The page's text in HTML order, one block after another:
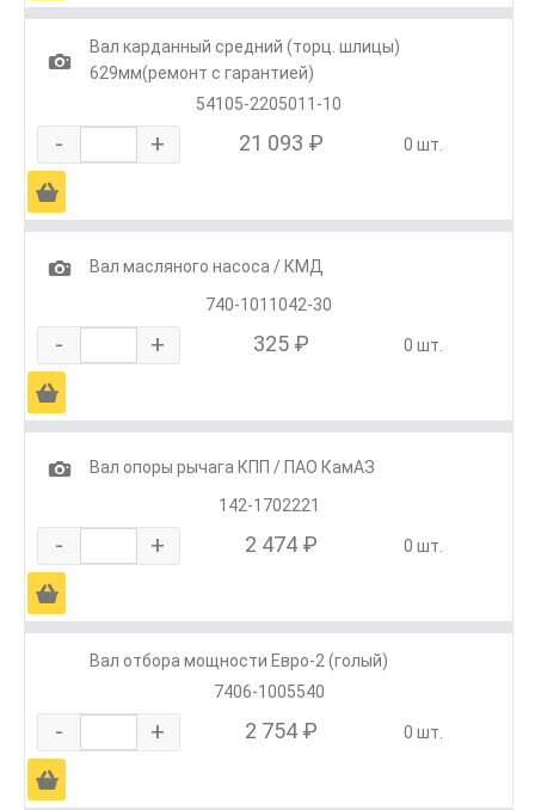
1
Вал карданный средний (торц. шлицы)
629мм(ремонт с гарантией)
54105-2205011-10
- + 21 093 ₽ 0 шт.
Ä
1
Вал масляного насоса / КМД
740-1011042-30
- + 325 ₽ 0 шт.
Ä
1
Вал опоры рычага КПП / ПАО КамАЗ
142-1702221
- + 2 474 ₽ 0 шт.
Ä
Вал отбора мощности Евро-2 (голый)
7406-1005540
- + 2 754 ₽ 0 шт.
Ä